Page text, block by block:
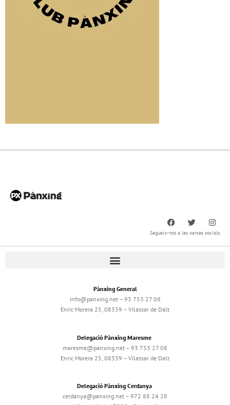
Segueix-nos a les xarxes socials
Pànxing General
info@panxing.net – 93 753 27 08
Enric Morera 25, 08339 – Vilassar de Dalt
Delegació Pànxing Maresme
maresme@panxing.net – 93 753 27 08
Enric Morera 25, 08339 – Vilassar de Dalt
Delegació Pànxing Cerdanya
cerdanya@panxing.net – 972 88 24 28